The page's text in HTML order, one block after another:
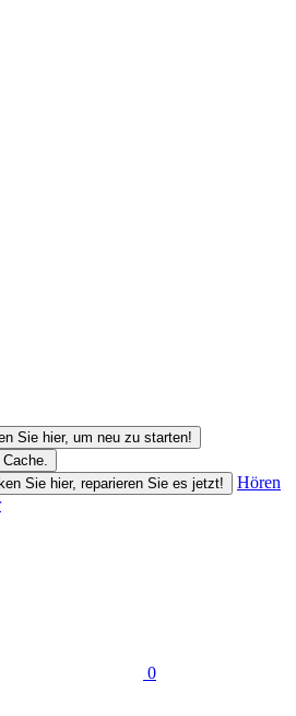
Sie hier, um neu zu starten!
Sie hier, reparieren Sie es jetzt!
Hören
0